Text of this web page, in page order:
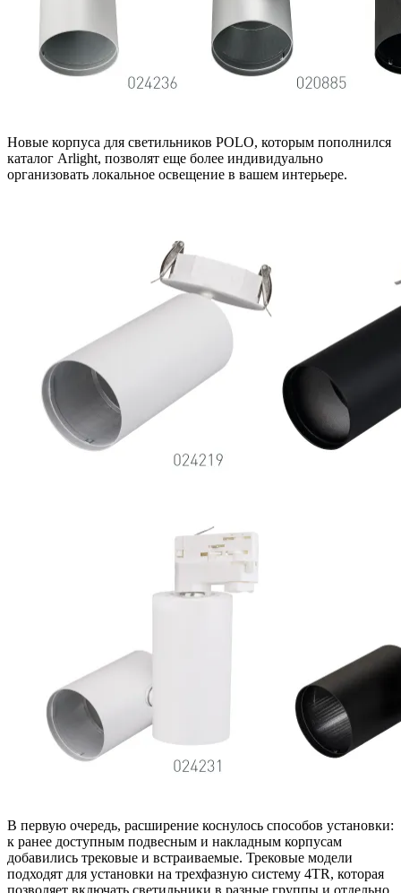
Новые корпуса для светильников POLO, которым пополнился
каталог Arlight, позволят еще более индивидуально
организовать локальное освещение в вашем интерьере.
В первую очередь, расширение коснулось способов установки:
к ранее доступным подвесным и накладным корпусам
добавились трековые и встраиваемые. Трековые модели
подходят для установки на трехфазную систему 4TR, которая
позволяет включать светильники в разные группы и отдельно